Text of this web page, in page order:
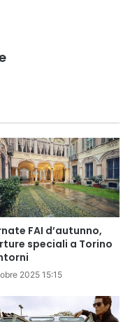
FAI d’autunno,
speciali a Torino
2025 15:15